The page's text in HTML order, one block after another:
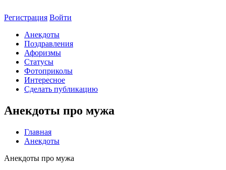
Регистрация Войти
Анекдоты
Поздравления
Афоризмы
Статусы
Фотоприколы
Интересное
Сделать публикацию
Анекдоты про мужа
Главная
Анекдоты
Анекдоты про мужа